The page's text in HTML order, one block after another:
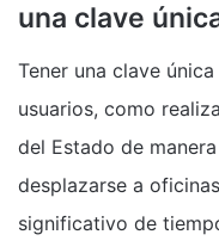
una clave
Tener una clave
usuarios, como
del Estado de
desplazarse a
significativo de